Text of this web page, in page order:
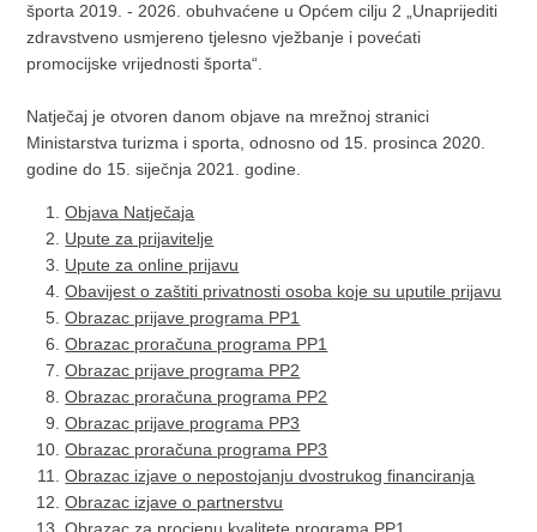
športa 2019. - 2026. obuhvaćene u Općem cilju 2 „Unaprijediti
zdravstveno usmjereno tjelesno vježbanje i povećati
promocijske vrijednosti športa“.
Natječaj je otvoren danom objave na mrežnoj stranici
Ministarstva turizma i sporta, odnosno od 15. prosinca 2020.
godine do 15. siječnja 2021. godine.
Objava Natječaja
Upute za prijavitelje
Upute za online prijavu
Obavijest o zaštiti privatnosti osoba koje su uputile prijavu
Obrazac prijave programa PP1
Obrazac proračuna programa PP1
Obrazac prijave programa PP2
Obrazac proračuna programa PP2
Obrazac prijave programa PP3
Obrazac proračuna programa PP3
Obrazac izjave o nepostojanju dvostrukog financiranja
Obrazac izjave o partnerstvu